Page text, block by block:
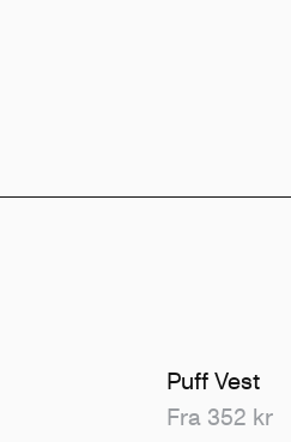
Puff Vest
Fra 352 kr